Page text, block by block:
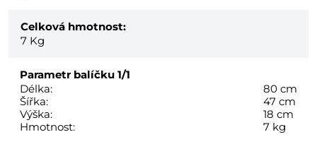
Celková hmotnost:
7 Kg
Parametr balíčku 1/1
Délka:
80 cm
Šířka:
47 cm
Výška:
18 cm
Hmotnost:
7 kg